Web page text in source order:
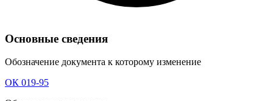
Основные сведения
Обозначение документа к которому изменение
ОК 019-95